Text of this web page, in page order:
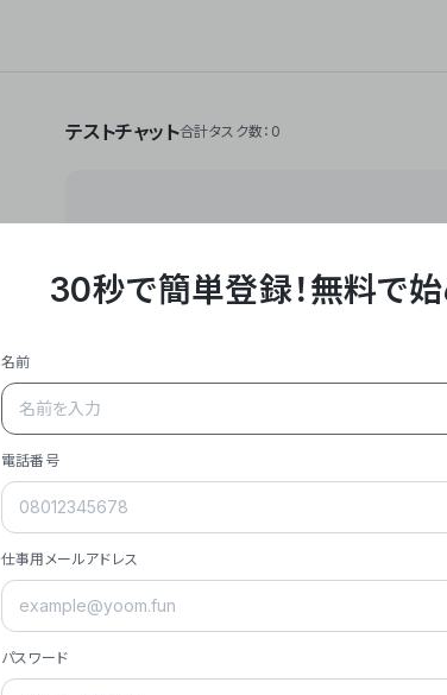
テストチャット合計タスク数：0
**Yoom株式会社は、ビジネスオートメ
API・RPA・OCRなどの技術をノーコー
作業やデスクワークを自動化するサー
- **主力プロダクト「Yoom」**: SaaS
メール対応、請求書処理、日報作成
- **実績**: 国内利用社数20,000社超
- **強み**: すべての自動化技術を1プ
- **ミッション**: 「We Make Time」
- **ビジョン**: 「Global Business
30秒で簡単登録！無料で
名前
電話番号
仕事用メールアドレス
パスワード